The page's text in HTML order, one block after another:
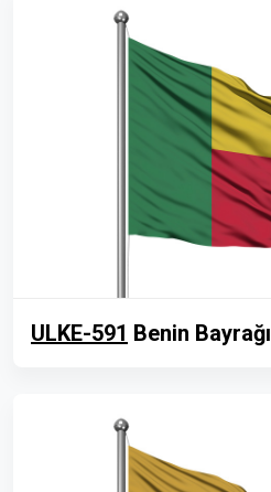
ULKE-591 Benin Bayrağı